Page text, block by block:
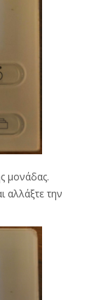
μονάδας.
αλλάξτε την